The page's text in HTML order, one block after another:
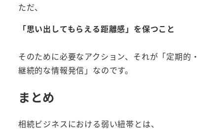
ただ、
「思い出してもらえる距離感」を保つこと
そのために必要なアクション、それが「定期的・
継続的な情報発信」なのです。
まとめ
相続ビジネスにおける弱い紐帯とは、